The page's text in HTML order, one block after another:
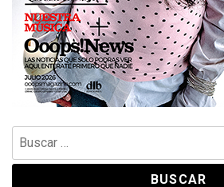
Buscar: